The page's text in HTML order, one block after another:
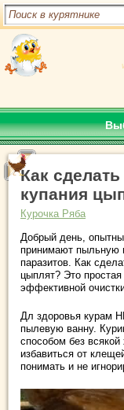
Как
купания
Курочка Ряба
Добрый день,
принимают пыльную
паразитов. Как
цыплят? Это
эффективной
Дл здоровья курам
пылевую ванну.
способом без
избавиться от
понимать и не